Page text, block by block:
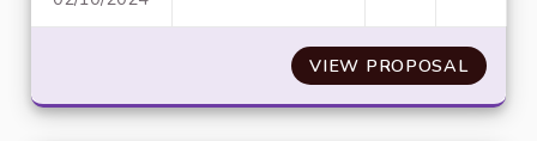
VIEW PROPOSAL